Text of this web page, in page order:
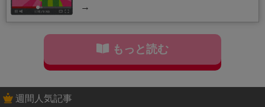
→
もっと読む
週間人気記事